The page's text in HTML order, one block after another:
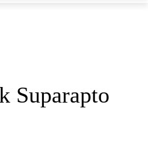
Suparapto